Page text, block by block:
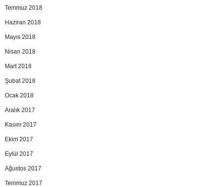
Temmuz 2018
Haziran 2018
Mayıs 2018
Nisan 2018
Mart 2018
Şubat 2018
Ocak 2018
Aralık 2017
Kasım 2017
Ekim 2017
Eylül 2017
Ağustos 2017
Temmuz 2017